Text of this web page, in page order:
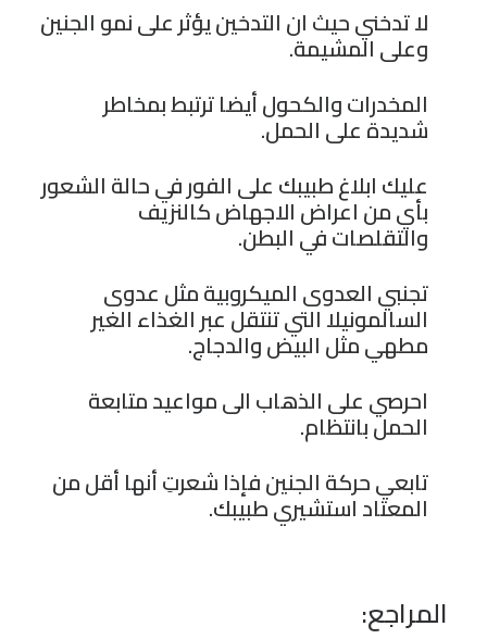
لا تدخني حيث ان التدخين يؤثر على نمو الجنين
وعلى المشيمة.
المخدرات والكحول أيضا ترتبط بمخاطر
شديدة على الحمل.
عليك ابلاغ طبيبك على الفور في حالة الشعور
بأي من اعراض الاجهاض كالنزيف
والتقلصات في البطن.
تجنبي العدوى الميكروبية مثل عدوى
السالمونيلا التي تنتقل عبر الغذاء الغير
مطهي مثل البيض والدجاج.
احرصي على الذهاب الى مواعيد متابعة
الحمل بانتظام.
تابعي حركة الجنين فإذا شعرتِ أنها أقل من
المعتاد استشيري طبيبك.
المراجع: